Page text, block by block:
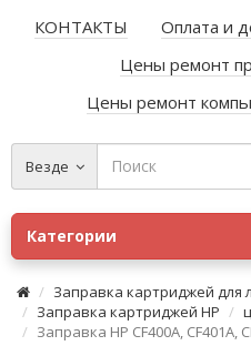
КОНТАКТЫ Оплата и
Цены ремонт
Цены ремонт
Везде
Категории
Заправка картриджей для
Заправка картриджей HP
Заправка HP CF400A, CF401A,